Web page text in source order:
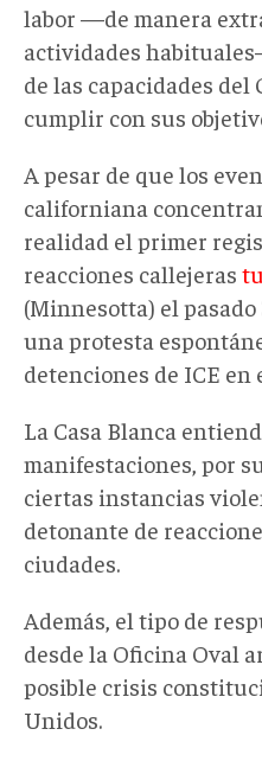
labor —de manera
actividades
de las capacidades del
cumplir con sus
A pesar de que los
californiana
realidad el primer
reacciones callejeras
(Minnesotta) el
una protesta
detenciones de ICE en
La Casa Blanca
manifestaciones, por
ciertas instancias
detonante de
ciudades.
Además, el tipo de
desde la Oficina Oval
posible crisis
Unidos.